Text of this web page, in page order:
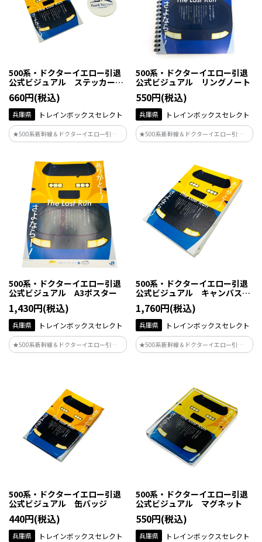
500系・ドクターイエロー引退
公式ビジュアル ステッカーセ
ット
660円(税込)
兵庫県 トレインボックスセレクト
★500系新幹線＆ドクターイエロー引退記
念★JR西日本の駅などで掲出されている
500系・ドクターイエロー引退
公式ビジュアル リングノート
550円(税込)
兵庫県 トレインボックスセレクト
★500系新幹線＆ドクターイエロー引退記
念★JR西日本の駅などで掲出されている
500系・ドクターイエロー引退
公式ビジュアル A3ポスター
1,430円(税込)
兵庫県 トレインボックスセレクト
★500系新幹線＆ドクターイエロー引退記
念★JR西日本の駅などで掲出されている
500系・ドクターイエロー引退
公式ビジュアル キャンバスパ
ネル
1,760円(税込)
兵庫県 トレインボックスセレクト
★500系新幹線＆ドクターイエロー引退記
念★JR西日本の駅などで掲出されている
500系・ドクターイエロー引退
公式ビジュアル 缶バッジ
440円(税込)
兵庫県 トレインボックスセレクト
500系・ドクターイエロー引退
公式ビジュアル マグネット
550円(税込)
兵庫県 トレインボックスセレクト